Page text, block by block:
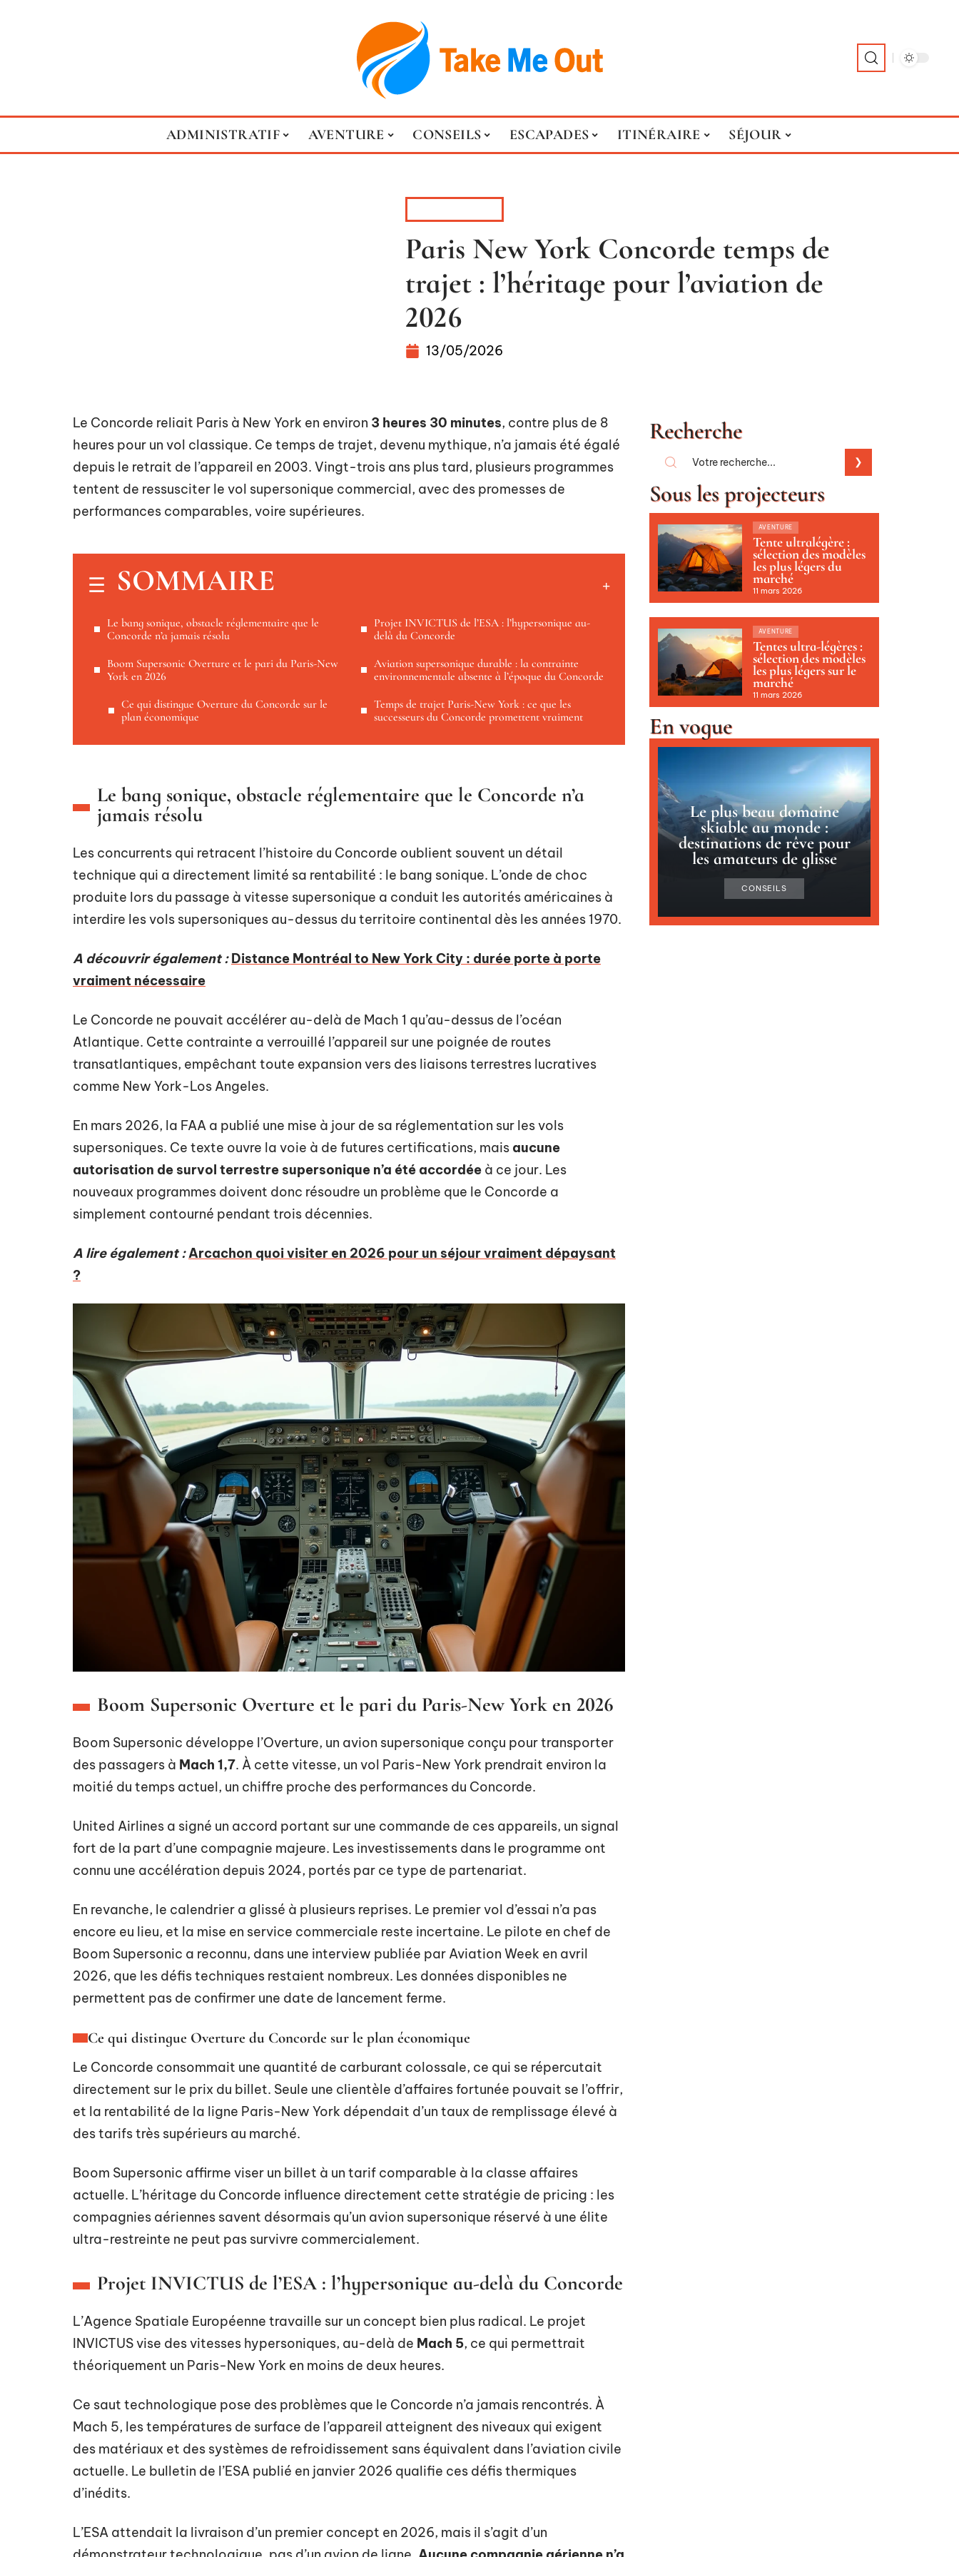
ADMINISTRATIF AVENTURE CONSEILS ESCAPADES ITINÉRAIRE SÉJOUR
Paris New York Concorde temps de
trajet : l’héritage pour l’aviation de
2026
13/05/2026
Le Concorde reliait Paris à New York en environ 3 heures 30 minutes, contre plus de 8
heures pour un vol classique. Ce temps de trajet, devenu mythique, n’a jamais été égalé
depuis le retrait de l’appareil en 2003. Vingt-trois ans plus tard, plusieurs programmes
tentent de ressusciter le vol supersonique commercial, avec des promesses de
performances comparables, voire supérieures.
SOMMAIRE
Le bang sonique, obstacle réglementaire que le
Concorde n’a jamais résolu
Boom Supersonic Overture et le pari du Paris-New
York en 2026
Ce qui distingue Overture du Concorde sur le
plan économique
Projet INVICTUS de l’ESA : l’hypersonique au-
delà du Concorde
Aviation supersonique durable : la contrainte
environnementale absente à l’époque du Concorde
Temps de trajet Paris-New York : ce que les
successeurs du Concorde promettent vraiment
Le bang sonique, obstacle réglementaire que le Concorde n’a
jamais résolu
Les concurrents qui retracent l’histoire du Concorde oublient souvent un détail
technique qui a directement limité sa rentabilité : le bang sonique. L’onde de choc
produite lors du passage à vitesse supersonique a conduit les autorités américaines à
interdire les vols supersoniques au-dessus du territoire continental dès les années 1970.
A découvrir également : Distance Montréal to New York City : durée porte à porte
vraiment nécessaire
Le Concorde ne pouvait accélérer au-delà de Mach 1 qu’au-dessus de l’océan
Atlantique. Cette contrainte a verrouillé l’appareil sur une poignée de routes
transatlantiques, empêchant toute expansion vers des liaisons terrestres lucratives
comme New York-Los Angeles.
En mars 2026, la FAA a publié une mise à jour de sa réglementation sur les vols
supersoniques. Ce texte ouvre la voie à de futures certifications, mais aucune
autorisation de survol terrestre supersonique n’a été accordée à ce jour. Les
nouveaux programmes doivent donc résoudre un problème que le Concorde a
simplement contourné pendant trois décennies.
A lire également : Arcachon quoi visiter en 2026 pour un séjour vraiment dépaysant
?
Boom Supersonic Overture et le pari du Paris-New York en 2026
Boom Supersonic développe l’Overture, un avion supersonique conçu pour transporter
des passagers à Mach 1,7. À cette vitesse, un vol Paris-New York prendrait environ la
moitié du temps actuel, un chiffre proche des performances du Concorde.
United Airlines a signé un accord portant sur une commande de ces appareils, un signal
fort de la part d’une compagnie majeure. Les investissements dans le programme ont
connu une accélération depuis 2024, portés par ce type de partenariat.
En revanche, le calendrier a glissé à plusieurs reprises. Le premier vol d’essai n’a pas
encore eu lieu, et la mise en service commerciale reste incertaine. Le pilote en chef de
Boom Supersonic a reconnu, dans une interview publiée par Aviation Week en avril
2026, que les défis techniques restaient nombreux. Les données disponibles ne
permettent pas de confirmer une date de lancement ferme.
Ce qui distingue Overture du Concorde sur le plan économique
Le Concorde consommait une quantité de carburant colossale, ce qui se répercutait
directement sur le prix du billet. Seule une clientèle d’affaires fortunée pouvait se l’offrir,
et la rentabilité de la ligne Paris-New York dépendait d’un taux de remplissage élevé à
des tarifs très supérieurs au marché.
Boom Supersonic affirme viser un billet à un tarif comparable à la classe affaires
actuelle. L’héritage du Concorde influence directement cette stratégie de pricing : les
compagnies aériennes savent désormais qu’un avion supersonique réservé à une élite
ultra-restreinte ne peut pas survivre commercialement.
Projet INVICTUS de l’ESA : l’hypersonique au-delà du Concorde
L’Agence Spatiale Européenne travaille sur un concept bien plus radical. Le projet
INVICTUS vise des vitesses hypersoniques, au-delà de Mach 5, ce qui permettrait
théoriquement un Paris-New York en moins de deux heures.
Ce saut technologique pose des problèmes que le Concorde n’a jamais rencontrés. À
Mach 5, les températures de surface de l’appareil atteignent des niveaux qui exigent
des matériaux et des systèmes de refroidissement sans équivalent dans l’aviation civile
actuelle. Le bulletin de l’ESA publié en janvier 2026 qualifie ces défis thermiques
d’inédits.
L’ESA attendait la livraison d’un premier concept en 2026, mais il s’agit d’un
Recherche
Sous les projecteurs
AVENTURE
Tente ultralégère :
sélection des modèles
les plus légers du
marché
11 mars 2026
AVENTURE
Tentes ultra-légères :
sélection des modèles
les plus légers sur le
marché
11 mars 2026
En vogue
Le plus beau domaine
skiable au monde :
destinations de rêve pour
les amateurs de glisse
CONSEILS